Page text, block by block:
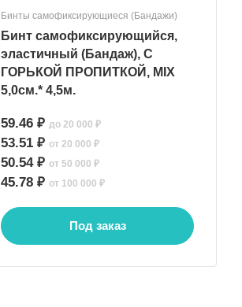
Бинты самофиксирующиеся (Бандажи)
Бинт самофиксирующийся,
эластичный (Бандаж), С
ГОРЬКОЙ ПРОПИТКОЙ, MIX
5,0см.* 4,5м.
59.46 ₽до 20 000 ₽
53.51 ₽от 20 000 ₽
50.54 ₽от 50 000 ₽
45.78 ₽от 100 000 ₽
Под заказ